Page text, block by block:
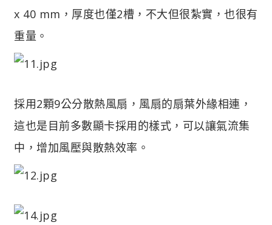
x 40 mm，厚度也僅2槽，不大但很紮實，也很有
重量。
採用2顆9公分散熱風扇，風扇的扇葉外緣相連，
這也是目前多數顯卡採用的樣式，可以讓氣流集
中，增加風壓與散熱效率。